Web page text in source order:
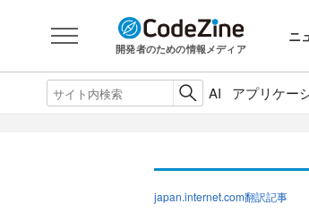
開発者のための情報メディア
ニ
AI アプリケー
japan.internet.com翻訳記事